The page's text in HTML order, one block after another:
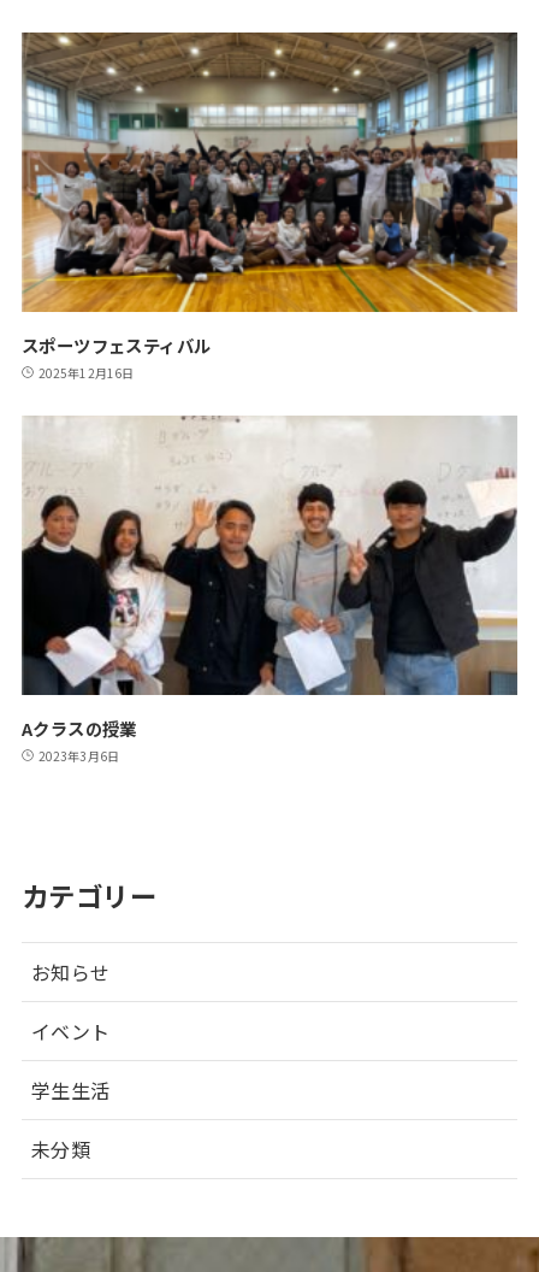
スポーツフェスティバル
2025年12月16日
Aクラスの授業
2023年3月6日
カテゴリー
お知らせ
イベント
学生生活
未分類